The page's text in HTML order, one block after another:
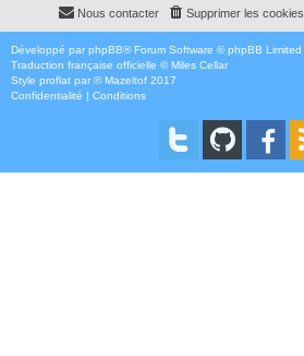
Supprimer les cookies
Nous contacter
Développé par phpBB® Forum Software © phpBB Limited
Traduction française officielle ©Miles Cellar
Style proflat par ©Mazeltof 2017
Confidentialité | Conditions